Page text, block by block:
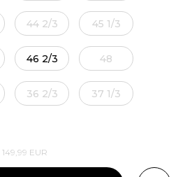
44 2/3 45 1/3
46 2/3 48
36 2/3 37 1/3
149,99 EUR